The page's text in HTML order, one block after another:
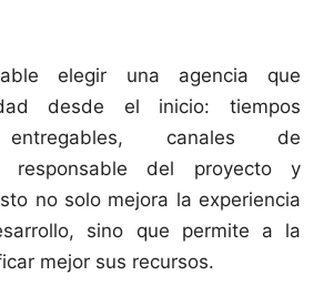
elegir una agencia que
desde el inicio: tiempos
entregables, canales de
responsable del proyecto y
no solo mejora la experiencia
sino que permite a la
mejor sus recursos.